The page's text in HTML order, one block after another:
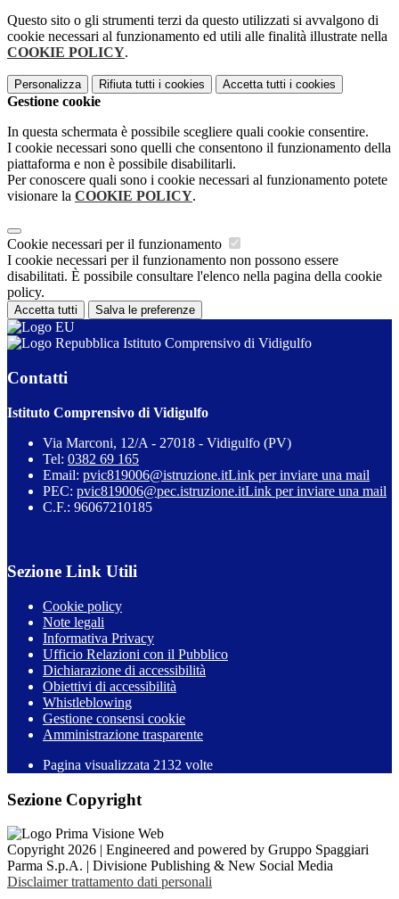
Questo sito o gli strumenti terzi da questo utilizzati si avvalgono di
cookie necessari al funzionamento ed utili alle finalità illustrate nella
COOKIE POLICY.
Personalizza Rifiuta tutti i cookies Accetta tutti i cookies
Gestione cookie
In questa schermata è possibile scegliere quali cookie consentire.
I cookie necessari sono quelli che consentono il funzionamento della
piattaforma e non è possibile disabilitarli.
Per conoscere quali sono i cookie necessari al funzionamento potete
visionare la COOKIE POLICY.
Cookie necessari per il funzionamento
I cookie necessari per il funzionamento non possono essere
disabilitati. È possibile consultare l'elenco nella pagina della cookie
policy.
Accetta tutti Salva le preferenze
Istituto Comprensivo di Vidigulfo
Contatti
Istituto Comprensivo di Vidigulfo
Via Marconi, 12/A - 27018 - Vidigulfo (PV)
Tel: 0382 69 165
Email: pvic819006@istruzione.itLink per inviare una mail
PEC: pvic819006@pec.istruzione.itLink per inviare una mail
C.F.: 96067210185
Sezione Link Utili
Cookie policy
Note legali
Informativa Privacy
Ufficio Relazioni con il Pubblico
Dichiarazione di accessibilità
Obiettivi di accessibilità
Whistleblowing
Gestione consensi cookie
Amministrazione trasparente
Pagina visualizzata 2132 volte
Sezione Copyright
Copyright 2026 | Engineered and powered by Gruppo Spaggiari
Parma S.p.A. | Divisione Publishing & New Social Media
Disclaimer trattamento dati personali